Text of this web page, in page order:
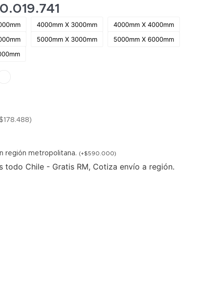
4000mm X 3000mm
4000mm X 4000mm
5000mm X 3000mm
5000mm X 6000mm
178.488)
región metropolitana. (+$590.000)
todo Chile - Gratis RM, Cotiza envío a región.